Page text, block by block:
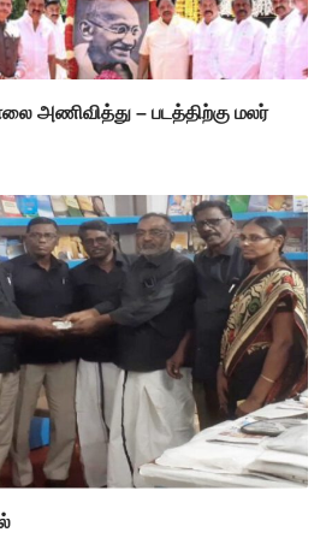
அணிவித்து – படத்திற்கு மலர்